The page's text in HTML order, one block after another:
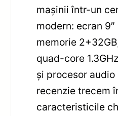
mașinii într-un
modern: ecran 9″
memorie
quad-core
și procesor audio
recenzie trecem
caracteristicile